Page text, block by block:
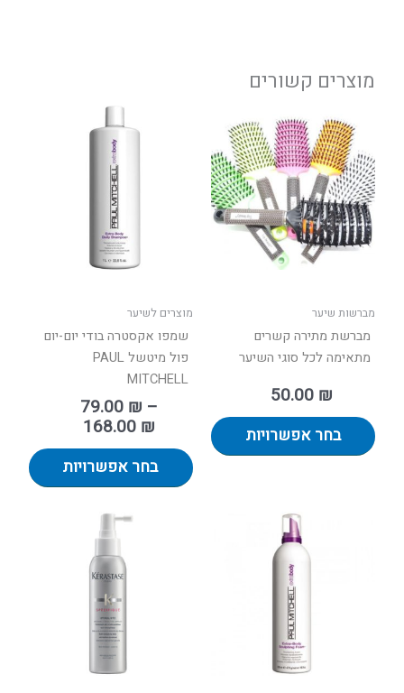
מוצרים קשורים
מברשות שיער
מברשת מתירה קשרים
מתאימה לכל סוגי השיער
50.00 ₪
בחר אפשרויות
יש
מספר
סוגים.
בעמוד
המוצר
מוצרים לשיער
שמפו אקסטרה בודי יום-יום
פול מיטשל PAUL
MITCHELL
79.00 ₪ –
168.00 ₪
⁦168.00 ₪⁩
בחר אפשרויות